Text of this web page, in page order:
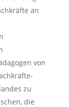
an
von
zu
die